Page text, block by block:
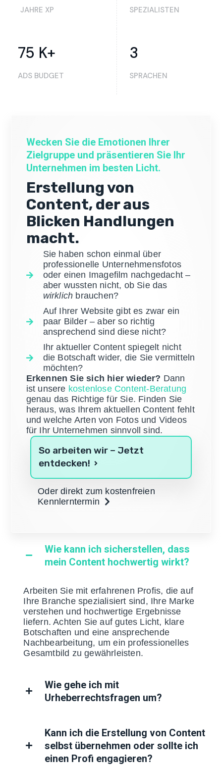
JAHRE XP SPEZIALISTEN
75 K+
ADS BUDGET
3
SPRACHEN
Wecken Sie die Emotionen Ihrer
Zielgruppe und präsentieren Sie Ihr
Unternehmen im besten Licht.
Erstellung von
Content, der aus
Blicken Handlungen
macht.
Sie haben schon einmal über
professionelle Unternehmensfotos
oder einen Imagefilm nachgedacht –
aber wussten nicht, ob Sie das
wirklich brauchen?
Auf Ihrer Website gibt es zwar ein
paar Bilder – aber so richtig
ansprechend sind diese nicht?
Ihr aktueller Content spiegelt nicht
die Botschaft wider, die Sie vermitteln
möchten?
Erkennen Sie sich hier wieder? Dann
ist unsere kostenlose Content-Beratung
genau das Richtige für Sie. Finden Sie
heraus, was Ihrem aktuellen Content fehlt
und welche Arten von Fotos und Videos
für Ihr Unternehmen sinnvoll sind.
So arbeiten wir – Jetzt
entdecken!
Oder direkt zum kostenfreien
Kennlerntermin
Wie kann ich sicherstellen, dass
mein Content hochwertig wirkt?
Arbeiten Sie mit erfahrenen Profis, die auf
Ihre Branche spezialisiert sind, Ihre Marke
verstehen und hochwertige Ergebnisse
liefern. Achten Sie auf gutes Licht, klare
Botschaften und eine ansprechende
Nachbearbeitung, um ein professionelles
Gesamtbild zu gewährleisten.
Wie gehe ich mit
Urheberrechtsfragen um?
Kann ich die Erstellung von Content
selbst übernehmen oder sollte ich
einen Profi engagieren?